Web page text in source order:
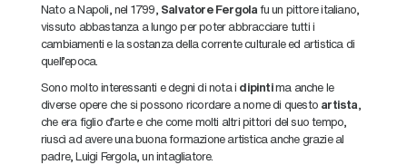
Nato a Napoli, nel 1799, Salvatore Fergolafu un pittore italiano,
vissuto abbastanza a lungo per poter abbracciare tutti i
cambiamenti e la sostanza della corrente culturale ed artistica di
quell’epoca.
Sono molto interessanti e degni di nota i dipintima anche le
diverse opere che si possono ricordare a nome di questo artista,
che era figlio d’arte e che come molti altri pittori del suo tempo,
riuscì ad avere una buona formazione artistica anche grazie al
padre, Luigi Fergola, un intagliatore.